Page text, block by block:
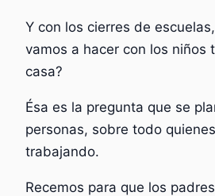
Y con los cierres de
vamos a hacer con los niños
casa?
Ésa es la pregunta que se
personas, sobre todo
trabajando.
Recemos para que los